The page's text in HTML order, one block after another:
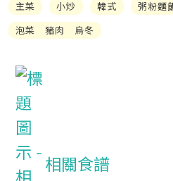
主菜 小炒 韓式 粥粉麵
泡菜 豬肉 烏冬
相關食譜